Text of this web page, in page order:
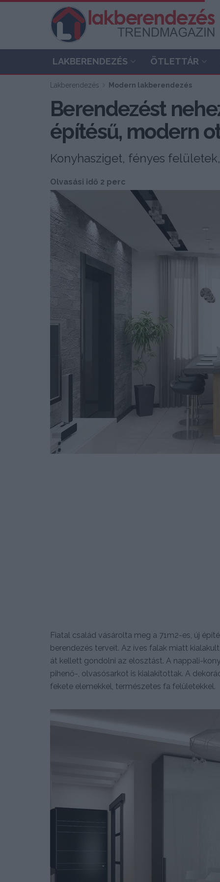
LAKBERENDEZÉS ÖTLETTÁR
Lakberendezés Modern lakberendezés
Berendezést
építésű, modern
Konyhasziget, fényes
Olvasási idő 2 perc
Fiatal család vásárolta meg a 71m2-es, új
berendezés terveit. Az íves falak miatt
át kellett gondolni az elosztást. A nappali-
pihenő-, olvasósarkot is kialakítottak. A
fekete elemekkel, természetes fa felületekkel.